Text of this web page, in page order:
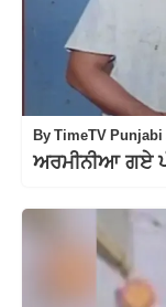
ByTimeTV Punjabi
ਅਰਮੀਨੀਆ ਗਏ